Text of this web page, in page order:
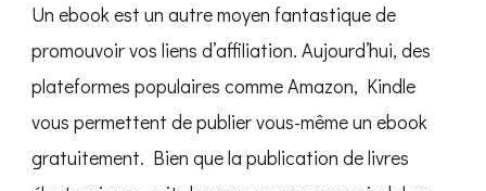
Un ebook est un autre moyen fantastique de
promouvoir vos liens d’affiliation. Aujourd’hui, des
plateformes populaires comme Amazon, Kindle
vous permettent de publier vous-même un ebook
gratuitement. Bien que la publication de livres